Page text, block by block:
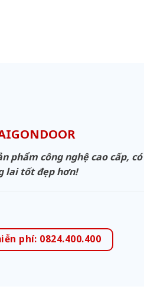
phẩm công nghệ cao cấp,
lai tốt đẹp hơn!
phí: 0824.400.400